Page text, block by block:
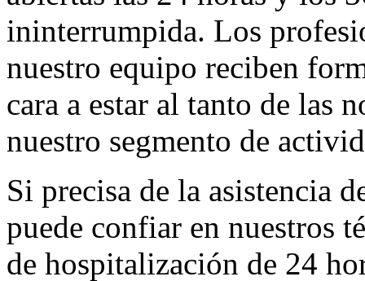
ininterrumpida. Los
nuestro equipo reciben
cara a estar al tanto de las
nuestro segmento de
Si precisa de la asistencia
puede confiar en nuestros
de hospitalización de 24